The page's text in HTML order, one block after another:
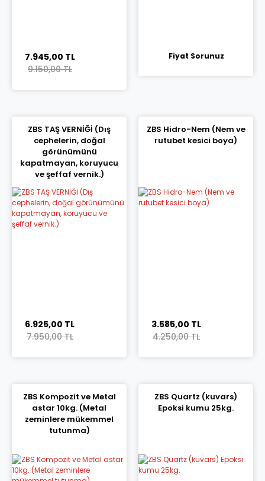
7.945,00 TL
9.150,00 TL
Fiyat Sorunuz
ZBS TAŞ VERNİĞİ (Dış
cephelerin, doğal
görünümünü
kapatmayan, koruyucu
ve şeffaf vernik.)
6.925,00 TL
7.950,00 TL
ZBS Hidro-Nem (Nem ve
rutubet kesici boya)
3.585,00 TL
4.250,00 TL
ZBS Kompozit ve Metal
astar 10kg. (Metal
zeminlere mükemmel
tutunma)
ZBS Quartz (kuvars)
Epoksi kumu 25kg.